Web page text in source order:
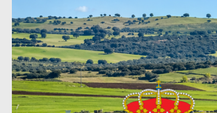
Saltar al contenido